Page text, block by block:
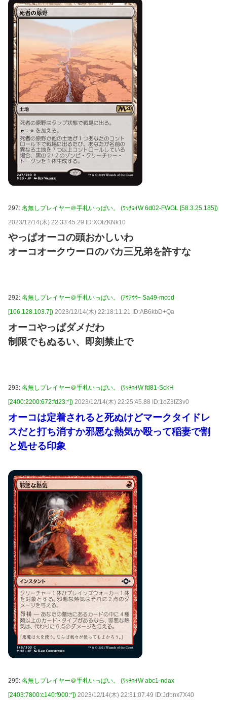
297: 名無しプレイヤー＠手札いっぱい。 (ﾜｯﾁｮｲW 6d02-FWGL [58.3.25.185])
2023/12/14(木) 22:33:45.29 ID:XOIZKNk10
やっぱオーコの頭おかしいわ
オーコオークウーロのバカ三兄弟を許すな
292: 名無しプレイヤー＠手札いっぱい。 (ｱｳｱｳｳｰ Sa49-mcod
[106.128.103.7]) 2023/12/14(木) 22:18:11.21 ID:AB6kbD+Qa
オーコやっぱダメだわ
制限でもぬるい、即刻禁止で
293: 名無しプレイヤー＠手札いっぱい。 (ﾜｯﾁｮｲW fd81-SckH
[2400:2200:672:fd23:*]) 2023/12/14(木) 22:25:45.88 ID:1oZ3IZ3v0
オーコは定着されると死ぬけどマークタイドレ
スだと打ち消すか邪悪な熱気か殴って稲妻で割
と処せる印象
295: 名無しプレイヤー＠手札いっぱい。 (ﾜｯﾁｮｲW abc1-ndax
[2403:7800:c140:f900:*]) 2023/12/14(木) 22:31:07.49 ID:Jdbnx7X40